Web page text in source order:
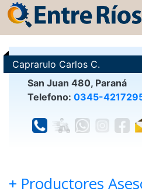
Caprarulo Carlos C.
San Juan 480, Paraná
Telefono: 0345-
+ Productores